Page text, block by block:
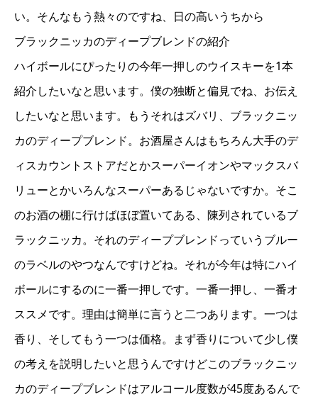
い。そんなもう熱々のですね、日の高いうちから
ブラックニッカのディープブレンドの紹介
ハイボールにぴったりの今年一押しのウイスキーを1本
紹介したいなと思います。僕の独断と偏見でね、お伝え
したいなと思います。もうそれはズバリ、ブラックニッ
カのディープブレンド。お酒屋さんはもちろん大手のデ
ィスカウントストアだとかスーパーイオンやマックスバ
リューとかいろんなスーパーあるじゃないですか。そこ
のお酒の棚に行けばほぼ置いてある、陳列されているブ
ラックニッカ。それのディープブレンドっていうブルー
のラベルのやつなんですけどね。それが今年は特にハイ
ボールにするのに一番一押しです。一番一押し、一番オ
ススメです。理由は簡単に言うと二つあります。一つは
香り、そしてもう一つは価格。まず香りについて少し僕
の考えを説明したいと思うんですけどこのブラックニッ
カのディープブレンドはアルコール度数が45度あるんで